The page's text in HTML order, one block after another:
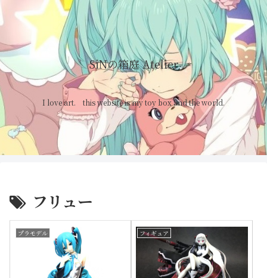
SiNの箱庭 Atelier
I love art. this website is my toy box and the world.
フリュー
プラモデル フィギュア